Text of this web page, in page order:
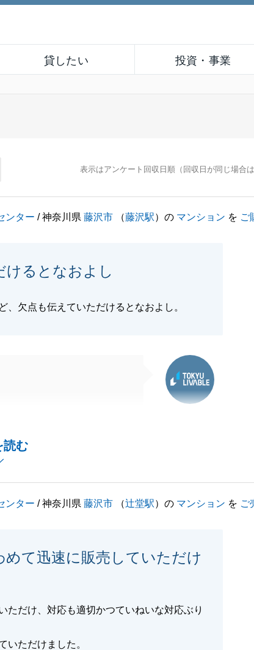
貸したい 投資・事業
表示はアンケート回収日順（回収日が同じ場合は
ンター / 神奈川県藤沢市 （藤沢駅）の マンション を ご
けるとなおよし
、欠点も伝えていただけるとなおよし。
読む
ますと幸いです。
ンター / 神奈川県藤沢市 （辻堂駅）の マンション を ご
て迅速に販売していただけ
ただけ、対応も適切かつていねいな対応ぶり
いただけました。